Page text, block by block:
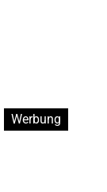
Werbung